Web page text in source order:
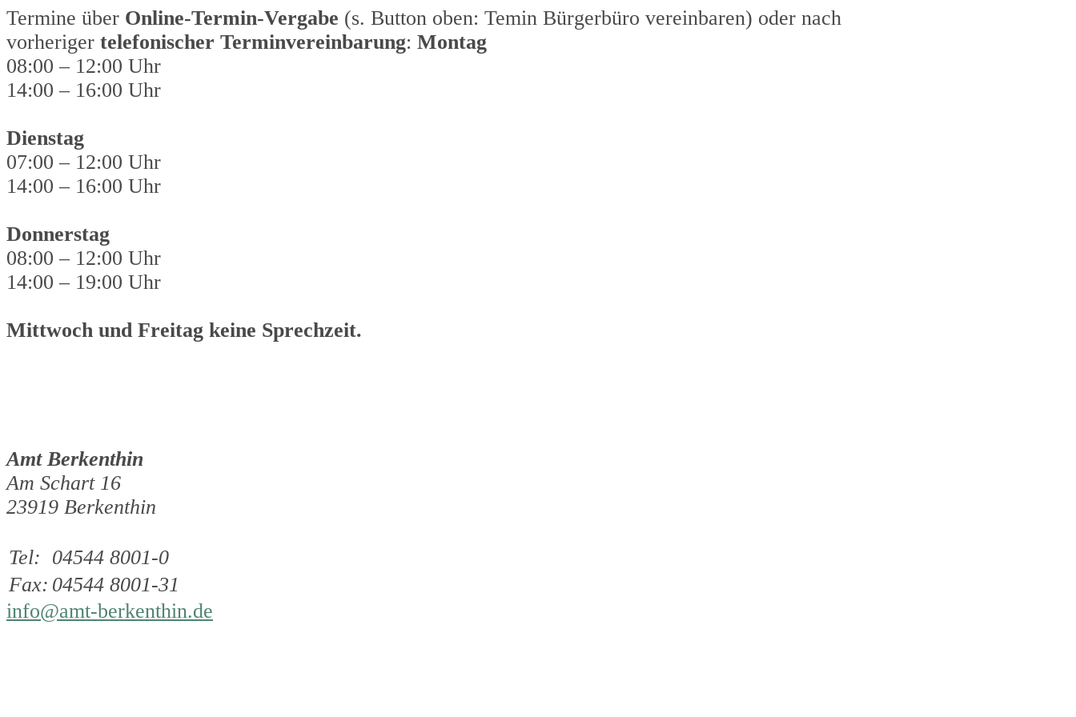
Termine über Online-Termin-Vergabe (s. Button oben: Temin Bürgerbüro vereinbaren) oder nach
vorheriger telefonischer Terminvereinbarung: Montag
08:00 – 12:00 Uhr
14:00 – 16:00 Uhr
Dienstag
07:00 – 12:00 Uhr
14:00 – 16:00 Uhr
Donnerstag
08:00 – 12:00 Uhr
14:00 – 19:00 Uhr
Mittwoch und Freitag keine Sprechzeit.
Amt Berkenthin
Am Schart 16
23919 Berkenthin
Tel: 04544 8001-0
Fax: 04544 8001-31
info@amt-berkenthin.de